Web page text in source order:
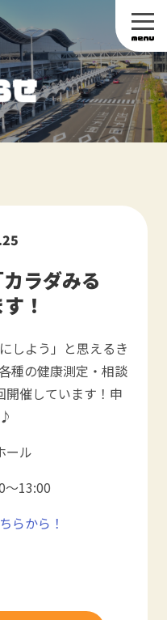
ラダみる
！
しよう」と思えるき
種の健康測定・相談
催しています！申
ール
～13:00
らから！